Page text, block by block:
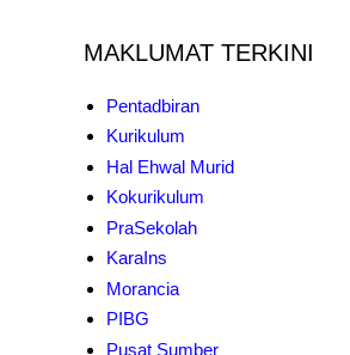
MAKLUMAT TERKINI
Pentadbiran
Kurikulum
Hal Ehwal Murid
Kokurikulum
PraSekolah
KaraIns
Morancia
PIBG
Pusat Sumber